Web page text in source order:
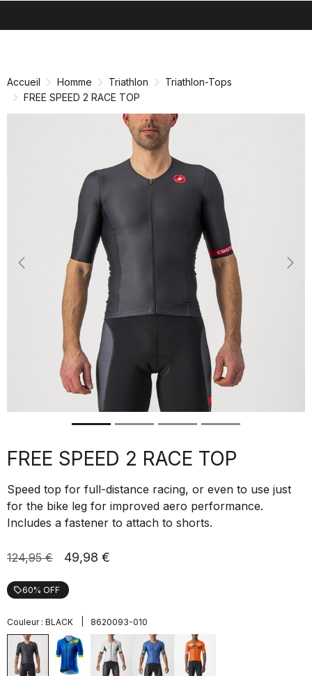
directement
navigation
directement
Accueil Homme Triathlon
Triathlon-Tops
FREE SPEED 2 RACE TOP
Previous
FREE SPEED 2 RACE TOP
Speed top for full-distance racing, or even to use just
for the bike leg for improved aero performance.
Includes a fastener to attach to shorts.
124,95 € 49,98 €
local_offer60% OFF
Couleur : BLACK 8620093-010